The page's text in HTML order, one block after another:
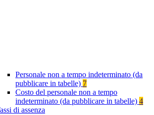
Personale non a tempo indeterminato (da
pubblicare in tabelle) 7
Costo del personale non a tempo
indeterminato (da pubblicare in tabelle) 4
di assenza